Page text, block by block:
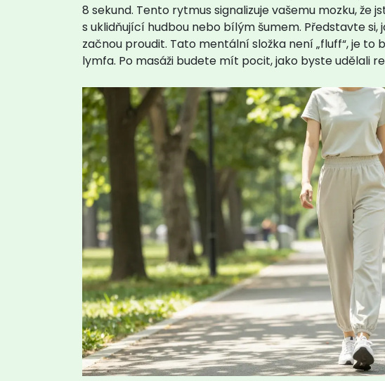
8 sekund. Tento rytmus signalizuje vašemu mozku, že
s uklidňující hudbou nebo bílým šumem. Představte
začnou proudit. Tato mentální složka není „fluff“, je
lymfa. Po masáži budete mít pocit, jako byste udělali